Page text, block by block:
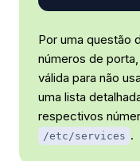
Por uma questão
números de
válida para não
uma lista
respectivos
/etc/services .